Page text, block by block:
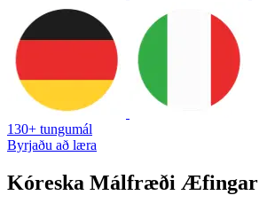
130+ tungumál
Byrjaðu að læra
Kóreska Málfræði Æfingar